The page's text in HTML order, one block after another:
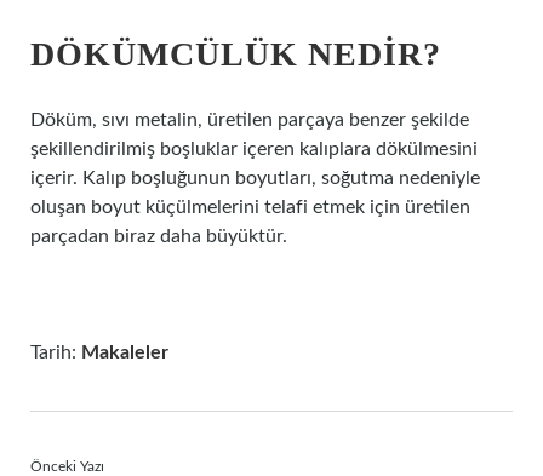
DÖKÜMCÜLÜK NEDIR?
Döküm, sıvı metalin, üretilen parçaya benzer şekilde
şekillendirilmiş boşluklar içeren kalıplara dökülmesini
içerir. Kalıp boşluğunun boyutları, soğutma nedeniyle
oluşan boyut küçülmelerini telafi etmek için üretilen
parçadan biraz daha büyüktür.
Tarih: Makaleler
Önceki Yazı